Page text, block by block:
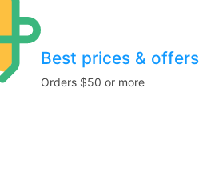
Best prices & offers
Orders $50 or more